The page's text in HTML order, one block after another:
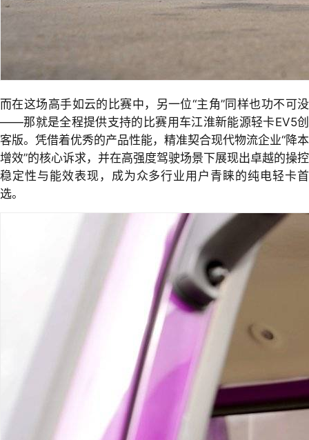
而在这场高手如云的比赛中，另一位“主角”同样也功不可没
——那就是全程提供支持的比赛用车江淮新能源轻卡EV5创
客版。凭借着优秀的产品性能，精准契合现代物流企业“降本
增效”的核心诉求，并在高强度驾驶场景下展现出卓越的操控
稳定性与能效表现，成为众多行业用户青睐的纯电轻卡首
选。